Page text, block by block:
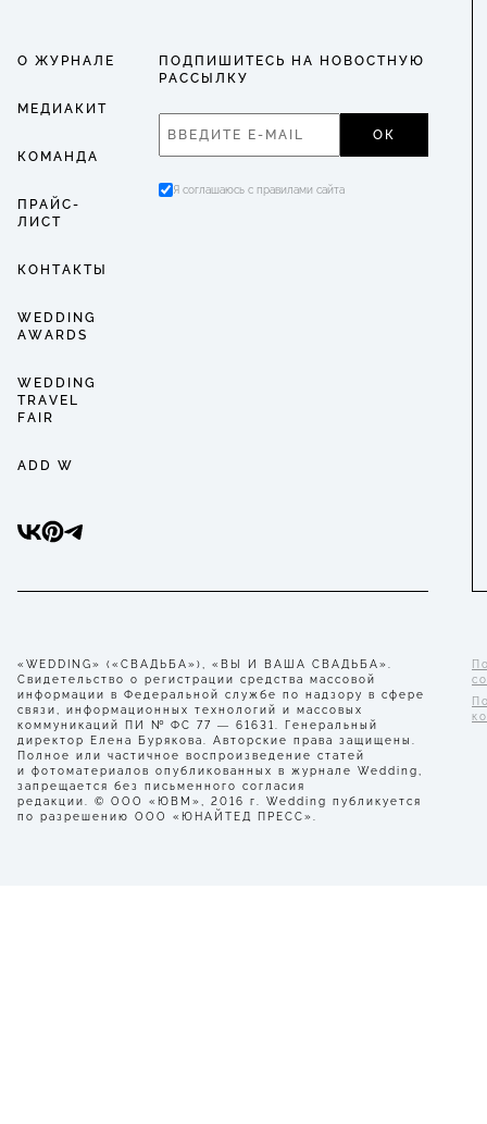
О ЖУРНАЛЕ
МЕДИАКИТ
КОМАНДА
ПРАЙС-
ЛИСТ
КОНТАКТЫ
WEDDING
AWARDS
WEDDING
TRAVEL
FAIR
ADD W
ПОДПИШИТЕСЬ НА НОВОСТНУЮ
РАССЫЛКУ
ОК
Я соглашаюсь с правилами сайта
«WEDDING» («СВАДЬБА»), «ВЫ И ВАША СВАДЬБА».
Свидетельство о регистрации средства массовой
информации в Федеральной службе по надзору в сфере
связи, информационных технологий и массовых
коммуникаций ПИ № ФС 77 — 61631. Генеральный
директор Елена Бурякова. Авторские права защищены.
Полное или частичное воспроизведение статей
и фотоматериалов опубликованных в журнале Wedding,
запрещается без письменного согласия
редакции. © ООО «ЮВМ», 2016 г. Wedding публикуется
по разрешению ООО «ЮНАЙТЕД ПРЕСС».